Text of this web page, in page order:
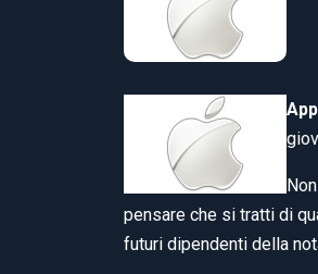
pensare che si tratti di
futuri dipendenti della